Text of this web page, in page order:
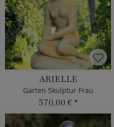
ARIELLE
Garten Skulptur Frau
570,00 € *